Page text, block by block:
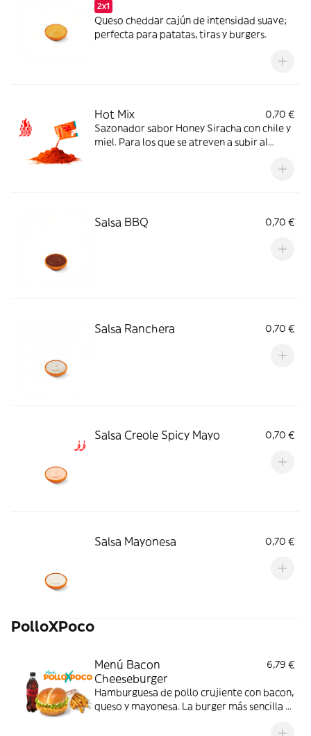
2x1
Queso cheddar cajún de intensidad suave;
perfecta para patatas, tiras y burgers.
Hot Mix
0,70 €
Sazonador sabor Honey Siracha con chile y
miel. Para los que se atreven a subir al
Salsa BBQ 0,70 €
Salsa Ranchera 0,70 €
Salsa Creole Spicy Mayo 0,70 €
Salsa Mayonesa 0,70 €
PolloXPoco
Menú Bacon
Cheeseburger
6,79 €
Hamburguesa de pollo crujiente con bacon,
queso y mayonesa. La burger más sencilla y